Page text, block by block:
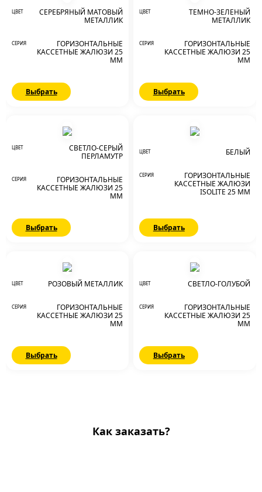
ЦВЕТ
СЕРЕБРЯНЫЙ МАТОВЫЙ
МЕТАЛЛИК
СЕРИЯ
ГОРИЗОНТАЛЬНЫЕ
КАССЕТНЫЕ ЖАЛЮЗИ 25
ММ
Выбрать
ЦВЕТ
ТЕМНО-ЗЕЛЕНЫЙ
МЕТАЛЛИК
СЕРИЯ
ГОРИЗОНТАЛЬНЫЕ
КАССЕТНЫЕ ЖАЛЮЗИ 25
ММ
Выбрать
ЦВЕТ
СВЕТЛО-СЕРЫЙ
ПЕРЛАМУТР
СЕРИЯ
ГОРИЗОНТАЛЬНЫЕ
КАССЕТНЫЕ ЖАЛЮЗИ 25
ММ
Выбрать
ЦВЕТ БЕЛЫЙ
СЕРИЯ
ГОРИЗОНТАЛЬНЫЕ
КАССЕТНЫЕ ЖАЛЮЗИ
ISOLITE 25 ММ
Выбрать
ЦВЕТ РОЗОВЫЙ МЕТАЛЛИК
СЕРИЯ
ГОРИЗОНТАЛЬНЫЕ
КАССЕТНЫЕ ЖАЛЮЗИ 25
ММ
Выбрать
ЦВЕТ СВЕТЛО-ГОЛУБОЙ
СЕРИЯ
ГОРИЗОНТАЛЬНЫЕ
КАССЕТНЫЕ ЖАЛЮЗИ 25
ММ
Выбрать
Как заказать?